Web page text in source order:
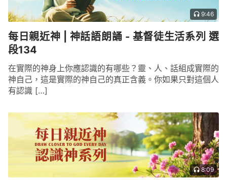
9:46
每日親近神 | 神話語朗誦 - 基督徒生活系列 選
段134
在實際的神身上你應認識的有哪些？靈、人、話組成實際的
神自己，這是實際的神自己的真正含義。你如果只對這個人
有認識 […]
8:09